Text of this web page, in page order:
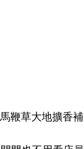
鞭草大地擴香